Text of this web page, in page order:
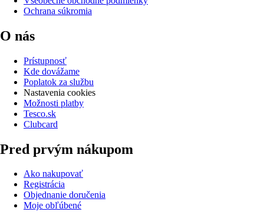
Ochrana súkromia
O nás
Prístupnosť
Kde dovážame
Poplatok za službu
Nastavenia cookies
Možnosti platby
Tesco.sk
Clubcard
Pred prvým nákupom
Ako nakupovať
Registrácia
Objednanie doručenia
Moje obľúbené